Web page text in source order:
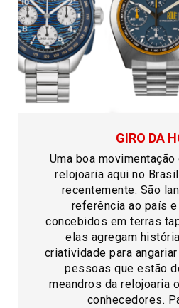
GIRO DA
Uma boa
relojoaria aqui no
recentemente. São
referência ao país
concebidos em terras
elas agregam
criatividade para
pessoas que estão
meandros da relojoaria
conhecedores.